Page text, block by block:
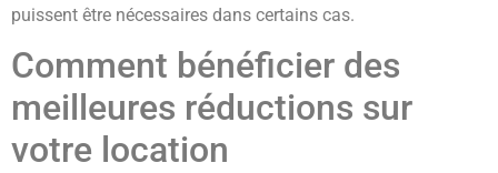
puissent être nécessaires dans certains cas.
Comment bénéficier des
meilleures réductions sur
votre location